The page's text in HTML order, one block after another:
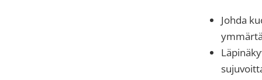
Johda